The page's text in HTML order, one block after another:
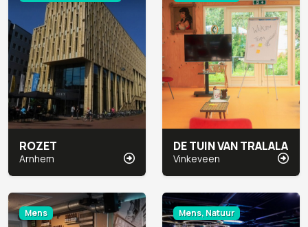
ROZET
Arnhem
DE TUIN VAN TRALALA
Vinkeveen
Mens Mens, Natuur